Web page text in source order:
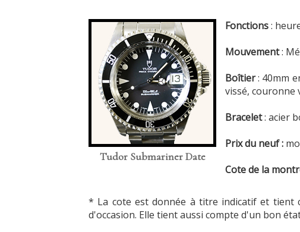
Tudor Submariner Date
Fonctions:
Mouvement:
Boîtier: 40mm
vissé, couronne
Bracelet: acier
Prix du neuf :
Cote de la
* La cote est donnée à titre indicatif et tient
d'occasion. Elle tient aussi compte d'un bon